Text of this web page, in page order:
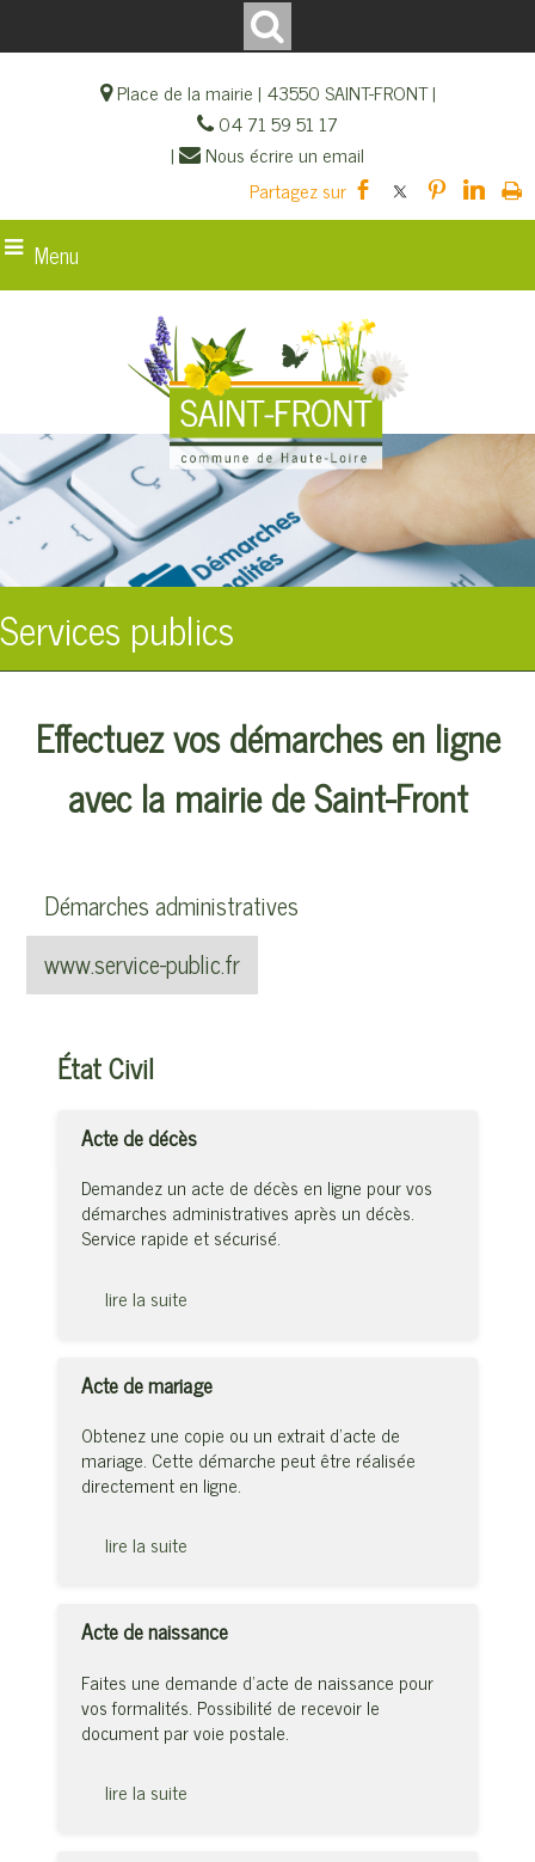
Place de la mairie | 43550 SAINT-FRONT |
04 71 59 51 17
|
Nous écrire un email
Menu
Services publics
Effectuez vos démarches en ligne
avec la mairie de Saint-Front
Démarches administratives
www.service-public.fr
État Civil
Acte de décès
Demandez un acte de décès en ligne pour vos
démarches administratives après un décès.
Service rapide et sécurisé.
lire la suite
Acte de mariage
Obtenez une copie ou un extrait d’acte de
mariage. Cette démarche peut être réalisée
directement en ligne.
lire la suite
Acte de naissance
Faites une demande d’acte de naissance pour
vos formalités. Possibilité de recevoir le
document par voie postale.
lire la suite